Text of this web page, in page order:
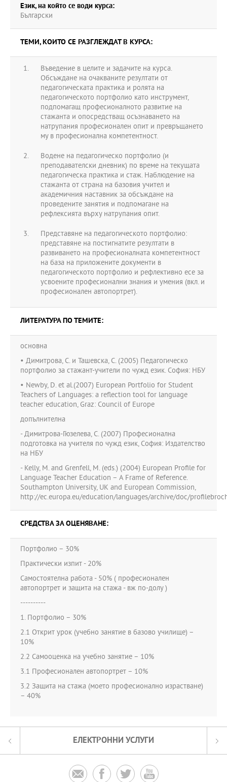
Език, на който се води курса:
Български
ТЕМИ, КОИТО СЕ РАЗГЛЕЖДАТ В КУРСА:
Въведение в целите и задачите на курса.
Обсъждане на очакваните резултати от
педагогическата практика и ролята на
педагогическото портфолио като инструмент,
подпомагащ професионалното развитие на
стажанта и опосредстващ осъзнаването на
натрупания професионален опит и превръщането
му в професионална компетентност.
Водене на педагогическо портфолио (и
преподавателски дневник) по време на текущата
педагогическа практика и стаж. Наблюдение на
стажанта от страна на базовия учител и
академичния наставник за обсъждане на
проведените занятия и подпомагане на
рефлексията върху натрупания опит.
Представяне на педагогическото портфолио:
представяне на постигнатите резултати в
развиването на професионалната компетентност
на база на приложените документи в
педагогическото портфолио и рефлективно есе за
усвоените професионални знания и умения (вкл. и
професионален автопортрет).
ЛИТЕРАТУРА ПО ТЕМИТЕ:
основна
• Димитрова, С. и Ташевска, С. (2005) Педагогическо
портфолио за стажант-учители по чужд език. София: НБУ
• Newby, D. et al.(2007) European Portfolio for Student
Teachers of Languages: а reflection tool for language
teacher education, Graz: Council of Europe
допълнителна
- Димитрова-Гюзелева, С. (2007) Професионална
подготовка на учителя по чужд език, София: Издателство
на НБУ
- Kelly, M. and Grenfell, M. (eds.) (2004) European Profile for
Language Teacher Education – A Frame of Reference.
Southampton University, UK and European Commission,
http://ec.europa.eu/education/languages/archive/doc/
СРЕДСТВА ЗА ОЦЕНЯВАНЕ:
Портфолио – 30%
Практически изпит - 20%
Самостоятелна работа - 50% ( професионален
автопортрет и защита на стажа - вж по-долу )
----------
1. Портфолио – 30%
2.1 Открит урок (учебно занятие в базово училище) –
10%
2.2 Самооценка на учебно занятие – 10%
3.1 Професионален автопортрет – 10%
3.2 Защита на стажа (моето професионално израстване)
– 40%
ЕЛЕКТРОННИ УСЛУГИ
   